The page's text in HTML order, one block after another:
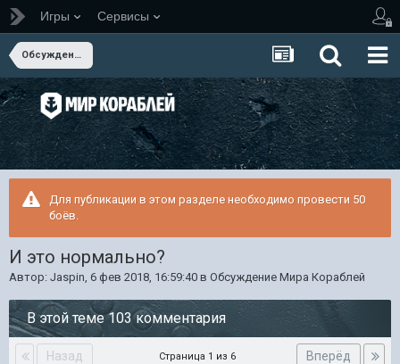
Игры Сервисы
Обсуждение Мира Кораблей
Для публикации в этом разделе необходимо провести 50
боёв.
И это нормально?
Автор: Jaspin, 6 фев 2018, 16:59:40 в Обсуждение Мира Кораблей
В этой теме 103 комментария
Назад Вперёд
Страница 1 из 6